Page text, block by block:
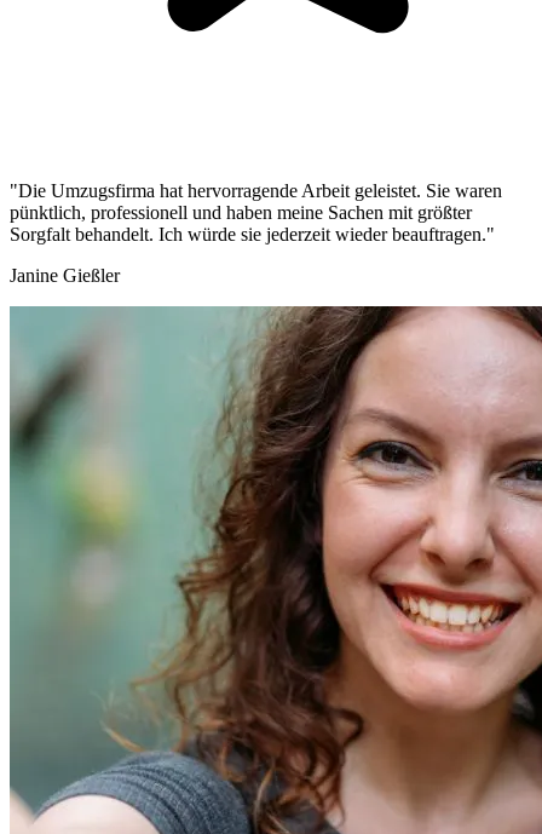
"Die Umzugsfirma hat hervorragende Arbeit geleistet. Sie waren
pünktlich, professionell und haben meine Sachen mit größter
Sorgfalt behandelt. Ich würde sie jederzeit wieder beauftragen."
Janine Gießler